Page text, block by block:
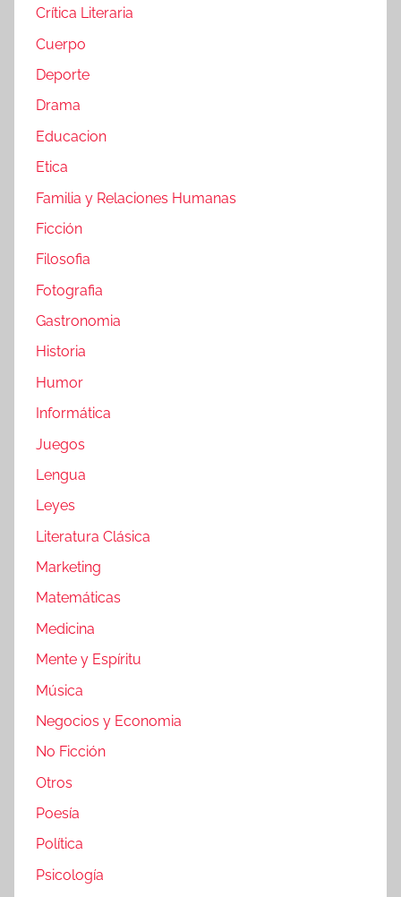
Crítica Literaria
Cuerpo
Deporte
Drama
Educacion
Etica
Familia y Relaciones Humanas
Ficción
Filosofia
Fotografia
Gastronomia
Historia
Humor
Informática
Juegos
Lengua
Leyes
Literatura Clásica
Marketing
Matemáticas
Medicina
Mente y Espíritu
Música
Negocios y Economia
No Ficción
Otros
Poesía
Política
Psicología